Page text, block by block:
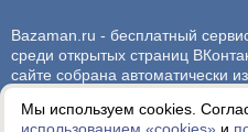
Мы используем cookies.
Bazaman.ru - бесплатный
среди открытых страниц
сайте собрана автоматически
администрация сайта